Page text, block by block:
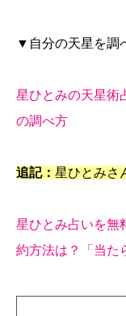
▼自分の天星を調
星ひとみの天星術
の調べ方
追記： 星ひとみさ
星ひとみ占いを無
約方法は？「当た